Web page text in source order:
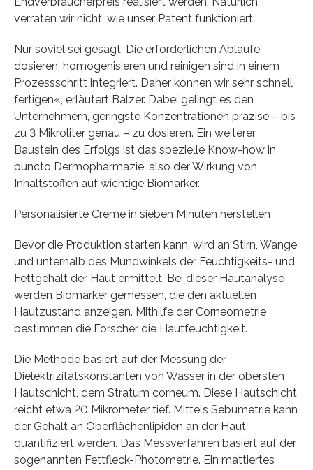
verraten wir nicht, wie unser Patent funktioniert.
Nur soviel sei gesagt: Die erforderlichen Abläufe
dosieren, homogenisieren und reinigen sind in einem
Prozessschritt integriert. Daher können wir sehr schnell
fertigen«, erläutert Balzer. Dabei gelingt es den
Unternehmern, geringste Konzentrationen präzise – bis
zu 3 Mikroliter genau – zu dosieren. Ein weiterer
Baustein des Erfolgs ist das spezielle Know-how in
puncto Dermopharmazie, also der Wirkung von
Inhaltstoffen auf wichtige Biomarker.
Personalisierte Creme in sieben Minuten herstellen
Bevor die Produktion starten kann, wird an Stirn, Wange
und unterhalb des Mundwinkels der Feuchtigkeits- und
Fettgehalt der Haut ermittelt. Bei dieser Hautanalyse
werden Biomarker gemessen, die den aktuellen
Hautzustand anzeigen. Mithilfe der Corneometrie
bestimmen die Forscher die Hautfeuchtigkeit.
Die Methode basiert auf der Messung der
Dielektrizitätskonstanten von Wasser in der obersten
Hautschicht, dem Stratum corneum. Diese Hautschicht
reicht etwa 20 Mikrometer tief. Mittels Sebumetrie kann
der Gehalt an Oberflächenlipiden an der Haut
quantifiziert werden. Das Messverfahren basiert auf der
sogenannten Fettfleck-Photometrie. Ein mattiertes